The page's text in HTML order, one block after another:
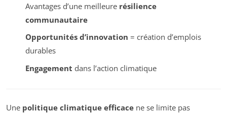
Avantages d’une meilleure résilience
communautaire
Opportunités d’innovation = création d’emplois
durables
Engagement dans l’action climatique
Une politique climatique efficace ne se limite pas